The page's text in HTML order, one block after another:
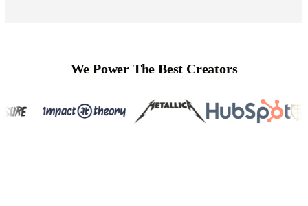
We Power The Best Creators